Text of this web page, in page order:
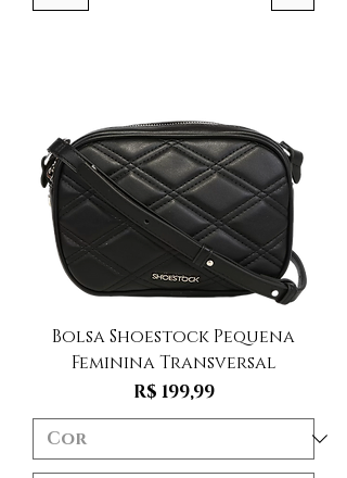
Bolsa Shoestock Pequena
Feminina Transversal
Preço
R$ 199,99